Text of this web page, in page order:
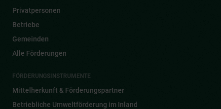
Privatpersonen
Betriebe
Gemeinden
Alle Förderungen
FÖRDERUNGSINSTRUMENTE
Mittelherkunft & Förderungspartner
Betriebliche Umweltförderung im Inland